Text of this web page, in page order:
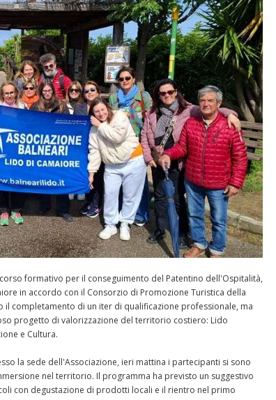
formativo per il conseguimento del Patentino dell'Ospitalità,
in accordo con il Consorzio di Promozione Turistica della
il completamento di un iter di qualificazione professionale, ma
progetto di valorizzazione del territorio costiero: Lido
e Cultura.
la sede dell'Associazione, ieri mattina i partecipanti si sono
nel territorio. Il programma ha previsto un suggestivo
con degustazione di prodotti locali e il rientro nel primo